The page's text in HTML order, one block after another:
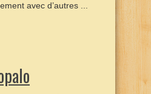
avec d’autres ...